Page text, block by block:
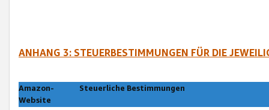
ANHANG 3: STEUERBESTIMMUNGEN FÜR DIE
Amazon-
Website
Steuerliche Bestimmungen